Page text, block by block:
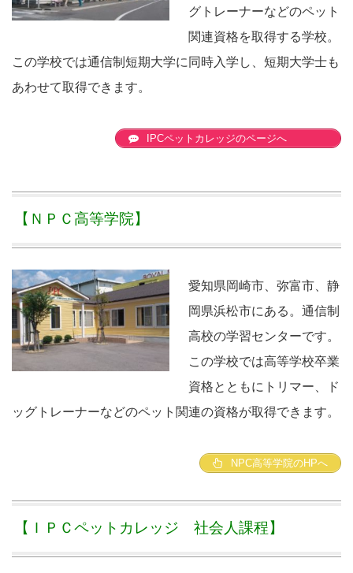
グトレーナーなどのペット
関連資格を取得する学校。
この学校では通信制短期大学に同時入学し、短期大学士も
あわせて取得できます。
IPCペットカレッジのページへ
【ＮＰＣ高等学院】
愛知県岡崎市、弥富市、静
岡県浜松市にある。通信制
高校の学習センターです。
この学校では高等学校卒業
資格とともにトリマー、ド
ッグトレーナーなどのペット関連の資格が取得できます。
NPC高等学院のHPへ
【ＩＰＣペットカレッジ 社会人課程】